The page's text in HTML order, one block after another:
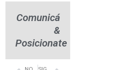
Comunicá
&
Posicionate